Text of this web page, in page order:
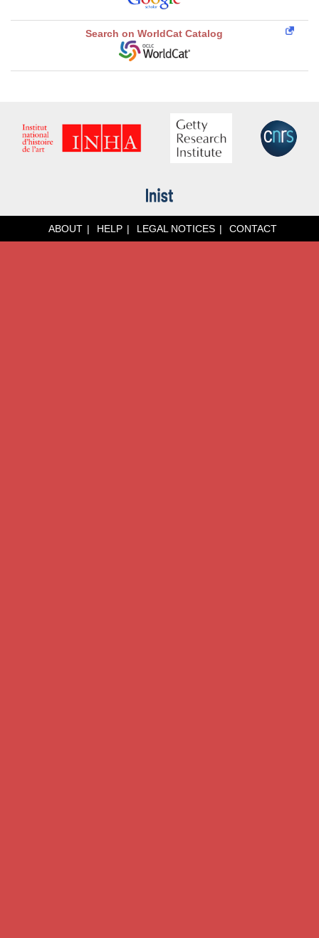
Search on WorldCat Catalog
ABOUT HELP LEGAL NOTICES CONTACT